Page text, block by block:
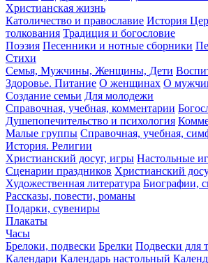
Христианская жизнь
Католичество и православие История
толкования Традиция и богословие
Поэзия Песенники и нотные сборники
Стихи
Семья, Мужчины, Женщины, Дети
Здоровье. Питание О женщинах О
Создание семьи Для молодежи
Справочная, учебная, комментарии
Душепопечительство и психология
Малые группы Справочная, учебная,
История. Религии
Христианский досуг, игры Настольные
Сценарии праздников Христианский
Художественная литература Биографии,
Рассказы, повести, романы
Подарки, сувениры
Плакаты
Часы
Брелоки, подвески Брелки Подвески для
Календари Календарь настольный